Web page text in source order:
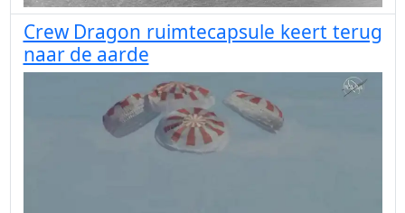
Crew Dragon ruimtecapsule keert terug
naar de aarde